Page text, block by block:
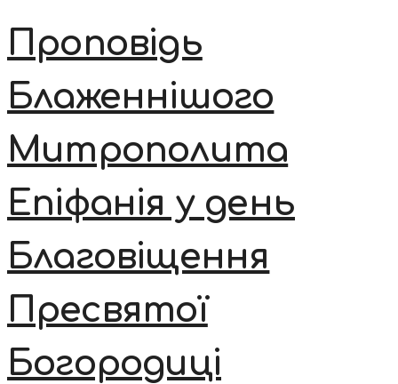
Проповідь
Блаженнішого
Митрополита
Епіфанія у день
Благовіщення
Пресвятої
Богородиці